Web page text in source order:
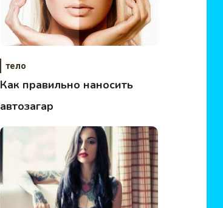
тело
Как правильно наносить
автозагар